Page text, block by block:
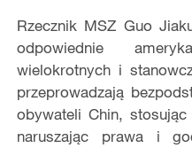
Rzecznik MSZ Guo
odpowiednie
wielokrotnych i
przeprowadzają
obywateli Chin,
naruszając prawa i